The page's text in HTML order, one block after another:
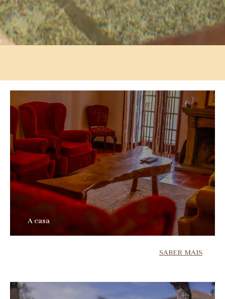
A casa
SABER MAIS